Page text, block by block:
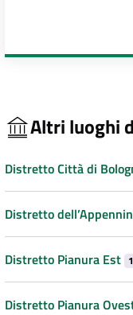
Altri luoghi
Distretto Città di
Distretto
Distretto Pianura Est
Distretto Pianura